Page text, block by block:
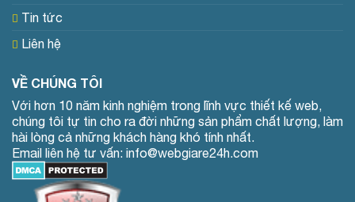
Tin tức
Liên hệ
VỀ CHÚNG TÔI
Với hơn 10 năm kinh nghiệm trong lĩnh vực thiết kế web,
chúng tôi tự tin cho ra đời những sản phẩm chất lượng, làm
hài lòng cả những khách hàng khó tính nhất.
Email liên hệ tư vấn: info@webgiare24h.com